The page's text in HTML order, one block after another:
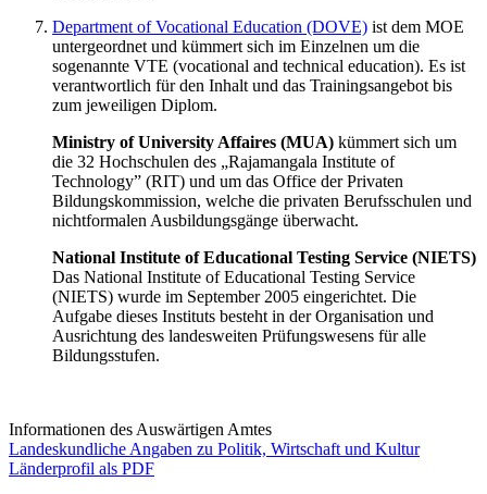
Department of Vocational Education (DOVE) ist dem MOE
untergeordnet und kümmert sich im Einzelnen um die
sogenannte VTE (vocational and technical education). Es ist
verantwortlich für den Inhalt und das Trainingsangebot bis
zum jeweiligen Diplom.
Ministry of University Affaires (MUA) kümmert sich um
die 32 Hochschulen des „Rajamangala Institute of
Technology” (RIT) und um das Office der Privaten
Bildungskommission, welche die privaten Berufsschulen und
nichtformalen Ausbildungsgänge überwacht.
National Institute of Educational Testing Service (NIETS)
Das National Institute of Educational Testing Service
(NIETS) wurde im September 2005 eingerichtet. Die
Aufgabe dieses Instituts besteht in der Organisation und
Ausrichtung des landesweiten Prüfungswesens für alle
Bildungsstufen.
Informationen des Auswärtigen Amtes
Landeskundliche Angaben zu Politik, Wirtschaft und Kultur
Länderprofil als PDF